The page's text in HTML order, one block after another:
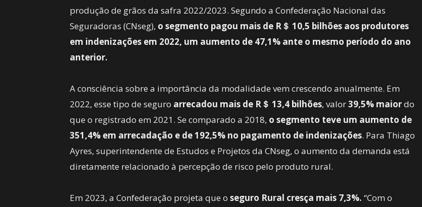
produção de grãos da safra 2022/2023. Segundo a Confederação Nacional das
Seguradoras (CNseg), o segmento pagou mais de R＄ 10,5 bilhões aos produtores
em indenizações em 2022, um aumento de 47,1% ante o mesmo período do ano
anterior.
A consciência sobre a importância da modalidade vem crescendo anualmente. Em
2022, esse tipo de seguro arrecadou mais de R＄ 13,4 bilhões, valor39,5% maiordo
que o registrado em 2021. Se comparado a 2018, o segmento teve um aumento de
351,4% em arrecadação e de 192,5% no pagamento de indenizações. Para Thiago
Ayres, superintendente de Estudos e Projetos da CNseg, o aumento da demanda está
diretamente relacionado à percepção de risco pelo produto rural.
Em 2023, a Confederação projeta que o seguro Rural cresça mais 7,3%. “Com o